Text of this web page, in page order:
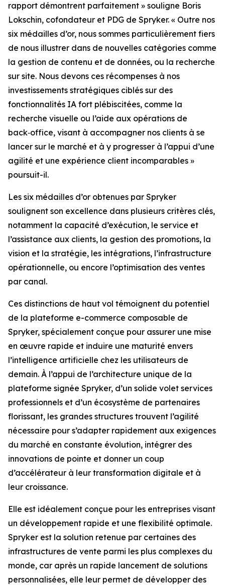
rapport démontrent parfaitement » souligne Boris
Lokschin, cofondateur et PDG de Spryker. « Outre nos
six médailles d’or, nous sommes particulièrement fiers
de nous illustrer dans de nouvelles catégories comme
la gestion de contenu et de données, ou la recherche
sur site. Nous devons ces récompenses à nos
investissements stratégiques ciblés sur des
fonctionnalités IA fort plébiscitées, comme la
recherche visuelle ou l’aide aux opérations de
back‑office, visant à accompagner nos clients à se
lancer sur le marché et à y progresser à l’appui d’une
agilité et une expérience client incomparables »
poursuit-il.
Les six médailles d’or obtenues par Spryker
soulignent son excellence dans plusieurs critères clés,
notamment la capacité d’exécution, le service et
l’assistance aux clients, la gestion des promotions, la
vision et la stratégie, les intégrations, l’infrastructure
opérationnelle, ou encore l’optimisation des ventes
par canal.
Ces distinctions de haut vol témoignent du potentiel
de la plateforme e-commerce composable de
Spryker, spécialement conçue pour assurer une mise
en œuvre rapide et induire une maturité envers
l’intelligence artificielle chez les utilisateurs de
demain. À l’appui de l’architecture unique de la
plateforme signée Spryker, d’un solide volet services
professionnels et d’un écosystème de partenaires
florissant, les grandes structures trouvent l’agilité
nécessaire pour s’adapter rapidement aux exigences
du marché en constante évolution, intégrer des
innovations de pointe et donner un coup
d’accélérateur à leur transformation digitale et à
leur croissance.
Elle est idéalement conçue pour les entreprises visant
un développement rapide et une flexibilité optimale.
Spryker est la solution retenue par certaines des
infrastructures de vente parmi les plus complexes du
monde, car après un rapide lancement de solutions
personnalisées, elle leur permet de développer des